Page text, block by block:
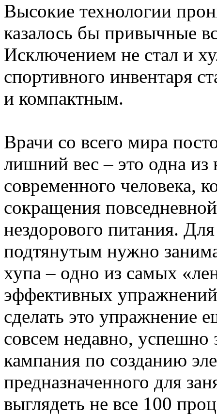
Высокие технологии
казалось бы привычные
Исключением не стал и
спортивного инвентаря
и компактным.
Врачи со всего мира
лишний вес – это одна
современного человека,
сокращения
нездорового питания.
подтянутым нужно
хупа – одно из самых
эффективных
сделать это упражнение
совсем недавно, успешно
кампания по созданию
предназначенного для
выглядеть не все 100